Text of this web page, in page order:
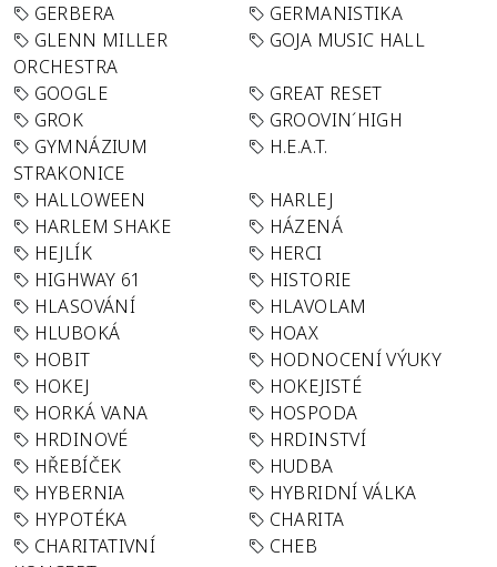
GERBERA
GERMANISTIKA
GLENN MILLER
ORCHESTRA
GOJA MUSIC HALL
GOOGLE
GREAT RESET
GROK
GROOVIN´HIGH
GYMNÁZIUM
STRAKONICE
H.E.A.T.
HALLOWEEN
HARLEJ
HARLEM SHAKE
HÁZENÁ
HEJLÍK
HERCI
HIGHWAY 61
HISTORIE
HLASOVÁNÍ
HLAVOLAM
HLUBOKÁ
HOAX
HOBIT
HODNOCENÍ VÝUKY
HOKEJ
HOKEJISTÉ
HORKÁ VANA
HOSPODA
HRDINOVÉ
HRDINSTVÍ
HŘEBÍČEK
HUDBA
HYBERNIA
HYBRIDNÍ VÁLKA
HYPOTÉKA
CHARITA
CHARITATIVNÍ
CHEB